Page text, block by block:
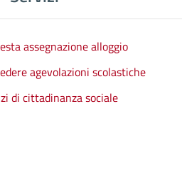
assegnazione alloggio
agevolazioni scolastiche
di cittadinanza sociale